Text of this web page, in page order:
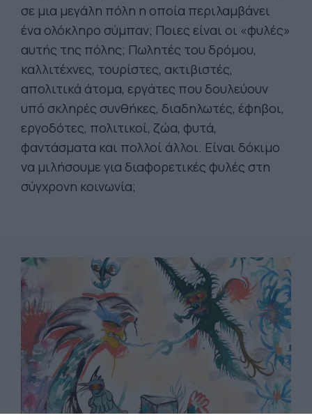
σε μια μεγάλη πόλη η οποία περιλαμβάνει
ένα ολόκληρο σύμπαν; Ποιες είναι οι «φυλές»
αυτής της πόλης; Πωλητές του δρόμου,
καλλιτέχνες, τουρίστες, ακτιβιστές,
απολιτικά άτομα, εργάτες που δουλεύουν
υπό σκληρές συνθήκες, διαδηλωτές, έφηβοι,
εργοδότες, πολιτικοί, ζώα, φυτά,
φαντάσματα και πολλοί άλλοι. Είναι δόκιμο
να μιλήσουμε για διαφορετικές φυλές στη
σύγχρονη κοινωνία;